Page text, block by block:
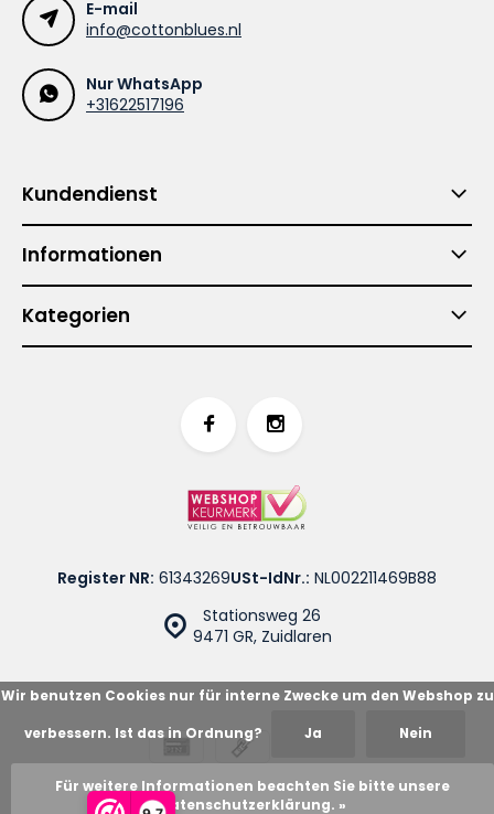
E-mail
info@cottonblues.nl
Nur WhatsApp
+31622517196
Kundendienst
Informationen
Kategorien
Stationsweg 26
9471 GR, Zuidlaren
Register NR: 61343269USt-IdNr.: NL002211469B88
© Cotton Blues
Wir benutzen Cookies nur für interne Zwecke um den Webshop zu
verbessern. Ist das in Ordnung? Ja Nein
Für weitere Informationen beachten Sie bitte unsere
Datenschutzerklärung. »